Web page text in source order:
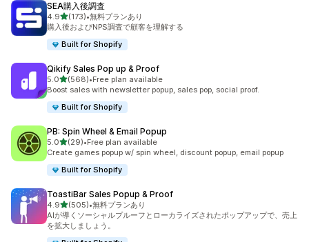
SEA購入後調査
4.95つ星中
(173)
合計レビュー数：173件
•無料プランあり
購入後およびNPS調査で顧客を理解する
Built for Shopify
Qikify Sales Pop up & Proof
5.05つ星中
(568)
合計レビュー数：568件
•Free plan available
Boost sales with newsletter popup, sales pop, social proof.
Built for Shopify
PB: Spin Wheel & Email Popup
5.05つ星中
(29)
合計レビュー数：29件
•Free plan available
Create games popup w/ spin wheel, discount popup, email popup
Built for Shopify
ToastiBar Sales Popup & Proof
4.95つ星中
(505)
合計レビュー数：505件
•無料プランあり
AIが導くソーシャルプルーフとローカライズされたポップアップで、売上
を拡大しましょう。